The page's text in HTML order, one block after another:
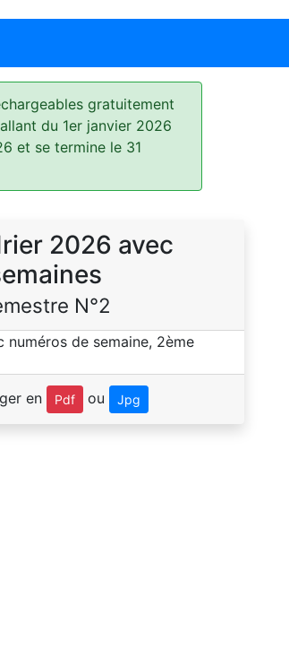
gratuitement
du 1er janvier 2026
et se termine le 31
2026 avec
N°2
en Pdf ou Jpg